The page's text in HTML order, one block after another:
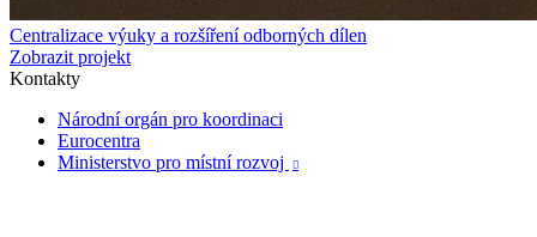
Centralizace výuky a rozšíření odborných dílen
Zobrazit projekt
Kontakty
Národní orgán pro koordinaci
Eurocentra
Ministerstvo pro místní rozvoj
